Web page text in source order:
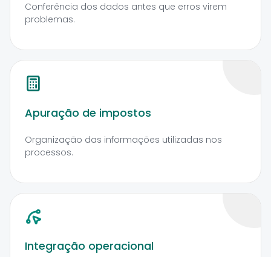
Conferência dos dados antes que erros virem
problemas.
Apuração de impostos
Organização das informações utilizadas nos
processos.
Integração operacional